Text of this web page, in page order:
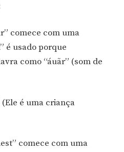
comece com uma
é usado porque
como “áuãr” (som de
(Ele é uma criança
comece com uma